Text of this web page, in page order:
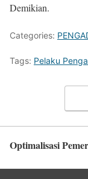
Demikian.
Categories:
Tags: Pelaku
Optimalisasi